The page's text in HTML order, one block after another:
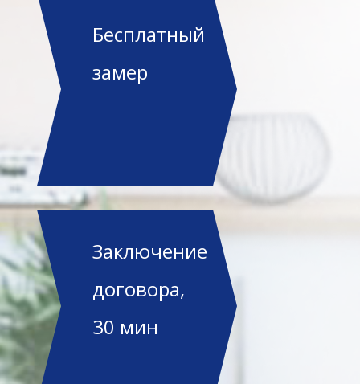
Бесплатный
замер
Заключение
договора,
30 мин